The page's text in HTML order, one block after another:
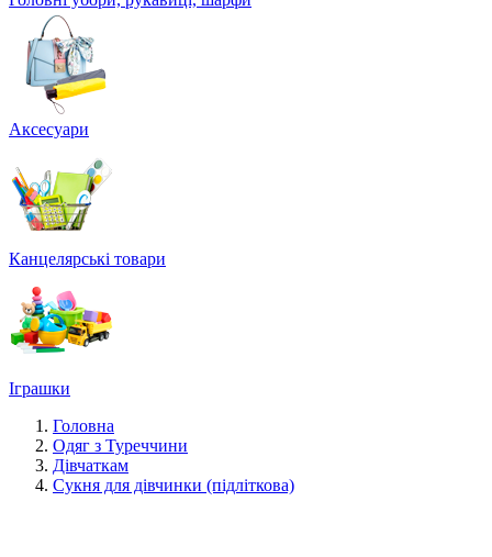
Аксесуари
Канцелярські товари
Іграшки
Головна
Одяг з Туреччини
Дівчаткам
Сукня для дівчинки (підліткова)